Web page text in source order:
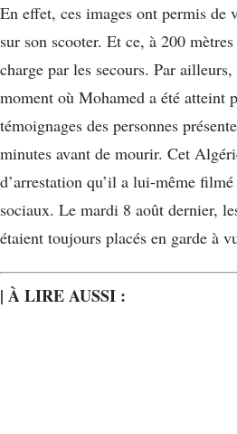
En effet, ces images ont permis
sur son scooter. Et ce, à 200
charge par les secours. Par
moment où Mohamed a été atteint
témoignages des personnes
minutes avant de mourir. Cet
d’arrestation qu’il a lui-même
sociaux. Le mardi 8 août dernier,
étaient toujours placés en garde à
| À LIRE AUSSI :